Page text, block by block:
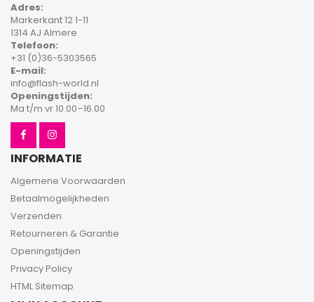
Adres:
Markerkant 12 1-11
1314 AJ Almere
Telefoon:
+31 (0)36-5303565
E-mail:
info@flash-world.nl
Openingstijden:
Ma t/m vr 10.00–16.00
INFORMATIE
Algemene Voorwaarden
Betaalmogelijkheden
Verzenden
Retourneren & Garantie
Openingstijden
Privacy Policy
HTML Sitemap